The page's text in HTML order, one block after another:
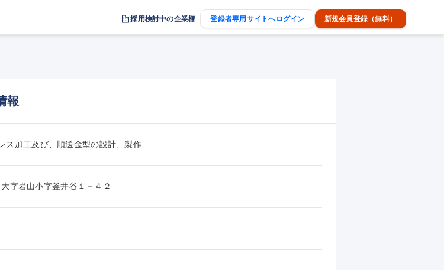
採用検討中の企業様 登録者専用サイトへログイン 新規会員登録（無料）
報
ス加工及び、順送金型の設計、製作
字岩山小字釜井谷１－４２